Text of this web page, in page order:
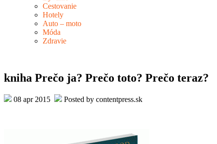
Cestovanie
Hotely
Auto – moto
Móda
Zdravie
kniha Prečo ja? Prečo toto? Prečo teraz?
08 apr 2015 Posted by contentpress.sk